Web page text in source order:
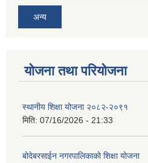
अन्य
योजना तथा परियोजना
स्थानीय शिक्षा योजना २०८२-२०९१
मिति: 07/16/2026 - 21:33
बोदेबरसाईन नगरपालिकाको शिक्षा योजना